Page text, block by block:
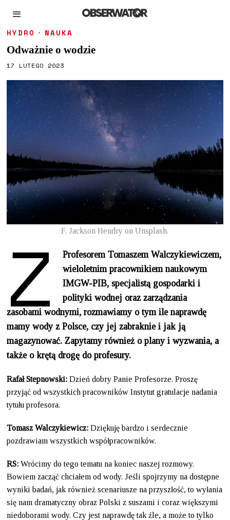
HYDRO · NAUKA
Odważnie o wodzie
17 LUTEGO 2023
F. Jackson Hendry on Unsplash.
Z
Profesorem Tomaszem Walczykiewiczem,
wieloletnim pracownikiem naukowym
IMGW-PIB, specjalistą gospodarki i
polityki wodnej oraz zarządzania
zasobami wodnymi, rozmawiamy o tym ile naprawdę
mamy wody z Polsce, czy jej zabraknie i jak ją
magazynować. Zapytamy również o plany i wyzwania, a
także o krętą drogę do profesury.
Rafał Stepnowski: Dzień dobry Panie Profesorze. Proszę
przyjąć od wszystkich pracowników Instytut gratulacje nadania
tytułu profesora.
Tomasz Walczykiewicz: Dziękuję bardzo i serdecznie
pozdrawiam wszystkich współpracowników.
RS: Wrócimy do tego tematu na koniec naszej rozmowy.
Bowiem zacząć chciałem od wody. Jeśli spojrzymy na dostępne
wyniki badań, jak również scenariusze na przyszłość, to wyłania
się nam dramatyczny obraz Polski z suszami i coraz większymi
niedoborami wody. Czy jest naprawdę tak źle, a może to tylko